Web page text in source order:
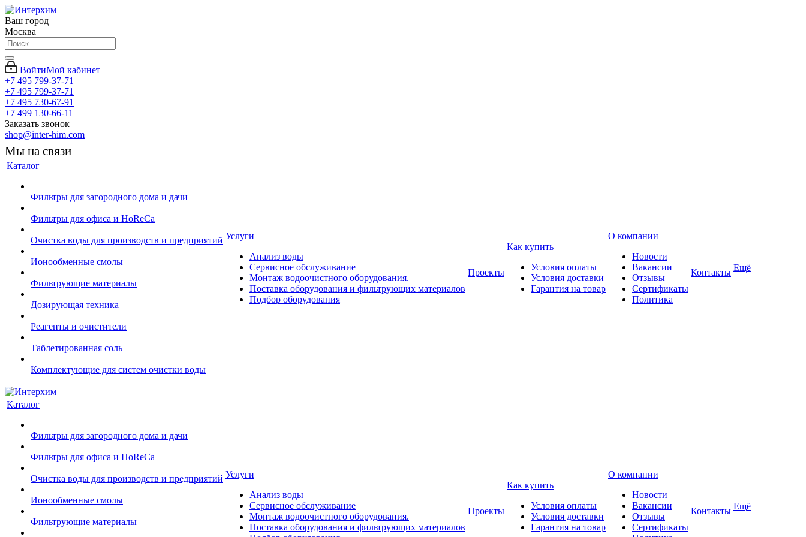
Ваш город
Москва
ВойтиМой кабинет
+7 495 799-37-71
+7 495 799-37-71
+7 495 730-67-91
+7 499 130-66-11
Заказать звонок
shop@inter-him.com
Мы на связи
Каталог
Фильтры для загородного дома и дачи
Фильтры для офиса и HoReCa
Очистка воды для производств и предприятий
Ионообменные смолы
Фильтрующие материалы
Дозирующая техника
Реагенты и очистители
Таблетированная соль
Комплектующие для систем очистки воды
Услуги
Анализ воды
Сервисное обслуживание
Монтаж водоочистного оборудования.
Поставка оборудования и фильтрующих материалов
Подбор оборудования
Проекты
Как купить
Условия оплаты
Условия доставки
Гарантия на товар
О компании
Новости
Вакансии
Отзывы
Сертификаты
Политика
Контакты Ещё
Каталог
Фильтры для загородного дома и дачи
Фильтры для офиса и HoReCa
Очистка воды для производств и предприятий
Ионообменные смолы
Фильтрующие материалы
Услуги
Анализ воды
Сервисное обслуживание
Монтаж водоочистного оборудования.
Поставка оборудования и фильтрующих материалов
Проекты
Как купить
Условия оплаты
Условия доставки
Гарантия на товар
О компании
Новости
Вакансии
Отзывы
Сертификаты
Контакты Ещё